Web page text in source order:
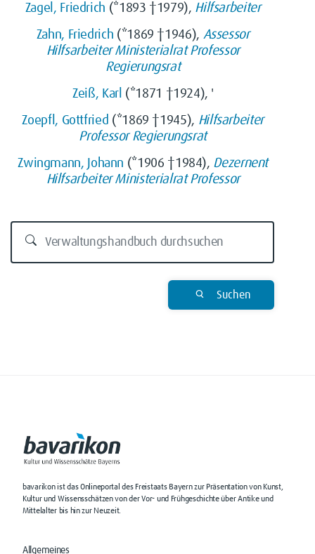
Zagel, Friedrich (*1893 †1979), Hilfsarbeiter
Zahn, Friedrich (*1869 †1946), Assessor
Hilfsarbeiter Ministerialrat Professor
Regierungsrat
Zeiß, Karl (*1871 †1924), '
Zoepfl, Gottfried (*1869 †1945), Hilfsarbeiter
Professor Regierungsrat
Zwingmann, Johann (*1906 †1984), Dezernent
Hilfsarbeiter Ministerialrat Professor
Suchen
bavarikon ist das Onlineportal des Freistaats Bayern zur Präsentation von Kunst,
Kultur und Wissensschätzen von der Vor- und Frühgeschichte über Antike und
Mittelalter bis hin zur Neuzeit.
Allgemeines